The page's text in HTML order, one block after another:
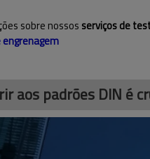
sobre nossos serviços de
aos padrões DIN é